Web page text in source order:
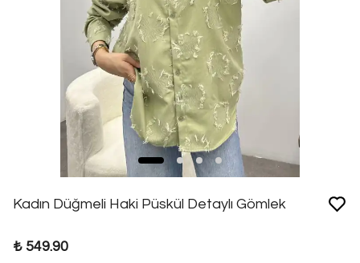
Kadın Düğmeli Haki Püskül Detaylı Gömlek
₺ 549.90